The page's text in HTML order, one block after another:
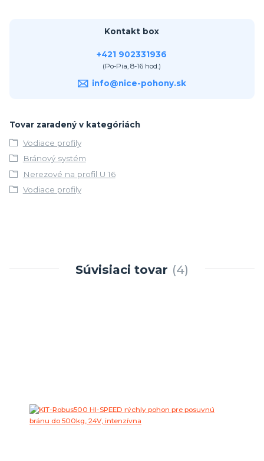
Kontakt box
+421 902331936
(Po-Pia, 8-16 hod.)
info@nice-pohony.sk
Tovar zaradený v kategóriách
Vodiace profily
Bránový systém
Nerezové na profil U 16
Vodiace profily
Súvisiaci tovar 4